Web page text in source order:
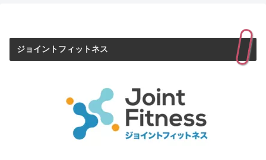
ジョイントフィットネス